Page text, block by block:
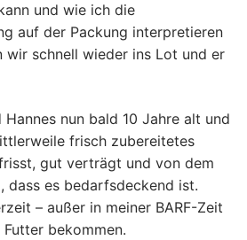
und wie ich die
auf der Packung interpretieren
wir schnell wieder ins Lot und er
nun bald 10 Jahre alt und
frisch zubereitetes
gut verträgt und von dem
dass es bedarfsdeckend ist.
– außer in meiner BARF-Zeit
bekommen.